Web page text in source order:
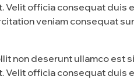
Velit officia consequat duis
veniam consequat
non deserunt ullamco est
Velit officia consequat duis